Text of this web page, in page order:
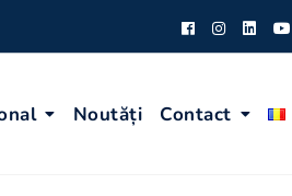
Noutăți Contact